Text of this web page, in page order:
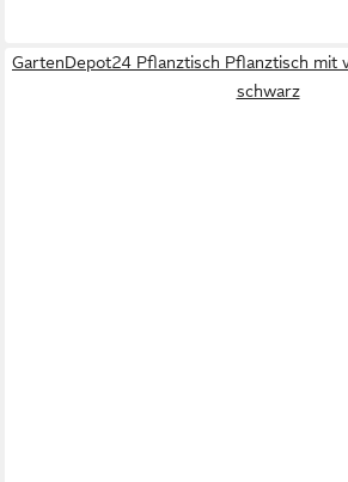
GartenDepot24 Pflanztisch Pflanztisch mit
schwarz